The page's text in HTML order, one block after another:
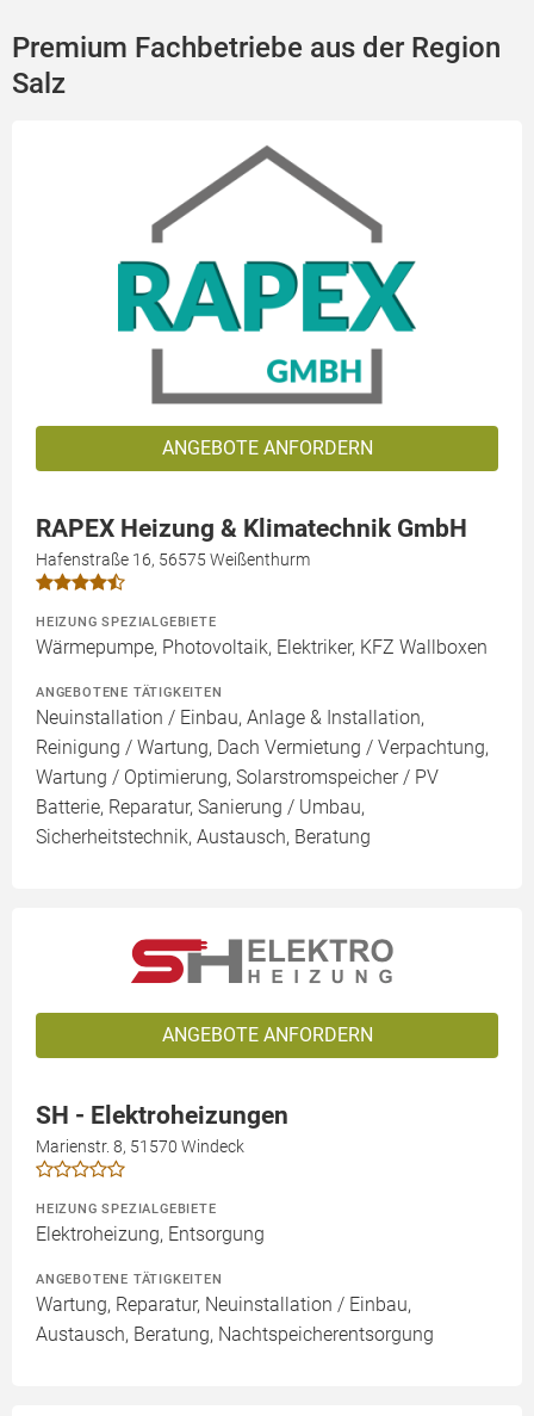
Premium Fachbetriebe aus der Region
Salz
ANGEBOTE ANFORDERN
RAPEX Heizung & Klimatechnik GmbH
Hafenstraße 16, 56575 Weißenthurm
HEIZUNG SPEZIALGEBIETE
Wärmepumpe, Photovoltaik, Elektriker, KFZ Wallboxen
ANGEBOTENE TÄTIGKEITEN
Neuinstallation / Einbau, Anlage & Installation,
Reinigung / Wartung, Dach Vermietung / Verpachtung,
Wartung / Optimierung, Solarstromspeicher / PV
Batterie, Reparatur, Sanierung / Umbau,
Sicherheitstechnik, Austausch, Beratung
ANGEBOTE ANFORDERN
SH - Elektroheizungen
Marienstr. 8, 51570 Windeck
HEIZUNG SPEZIALGEBIETE
Elektroheizung, Entsorgung
ANGEBOTENE TÄTIGKEITEN
Wartung, Reparatur, Neuinstallation / Einbau,
Austausch, Beratung, Nachtspeicherentsorgung